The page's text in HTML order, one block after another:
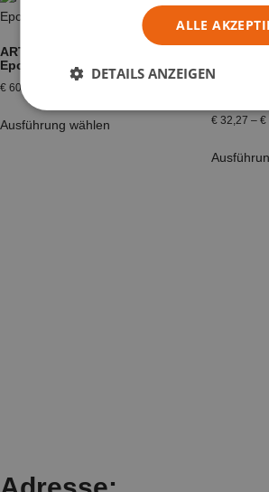
ART RESINE Nass-Effekt –
Epoxy Kit
€ 60,25
Ausführung wählen € 32,27 – €
ALLE
DETAILS ANZEIGEN